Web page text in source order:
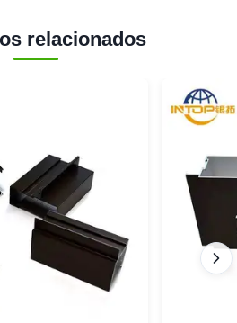
relacionados